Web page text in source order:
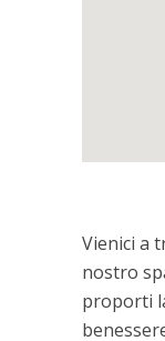
Vienici a
nostro
proporti